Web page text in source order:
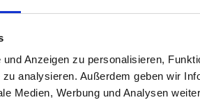
Anzeigen zu personalisieren,
analysieren. Außerdem geben wir
Medien, Werbung und Analysen